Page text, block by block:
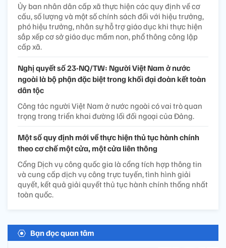
Ủy ban nhân dân cấp xã thực hiện các quy định về cơ
cấu, số lượng và một số chính sách đối với hiệu trưởng,
phó hiệu trưởng, nhân sự hỗ trợ giáo dục khi thực hiện
sắp xếp cơ sở giáo dục mầm non, phổ thông công lập
cấp xã.
Nghị quyết số 23-NQ/TW: Người Việt Nam ở nước
ngoài là bộ phận đặc biệt trong khối đại đoàn kết toàn
dân tộc
Công tác người Việt Nam ở nước ngoài có vai trò quan
trọng trong triển khai đường lối đối ngoại của Đảng.
Một số quy định mới về thực hiện thủ tục hành chính
theo cơ chế một cửa, một cửa liên thông
Cổng Dịch vụ công quốc gia là cổng tích hợp thông tin
và cung cấp dịch vụ công trực tuyến, tình hình giải
quyết, kết quả giải quyết thủ tục hành chính thống nhất
toàn quốc.
Bạn đọc quan tâm